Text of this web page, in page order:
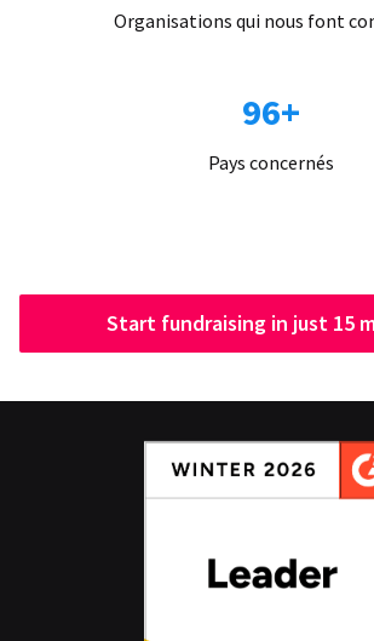
Organisations qui nous font
96+
Pays concernés
Start fundraising in just 15